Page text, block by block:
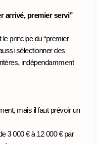
arrivé, premier servi”
principe du “premier
sélectionner des
indépendamment
mais il faut prévoir un
3 000 € à 12 000 € par